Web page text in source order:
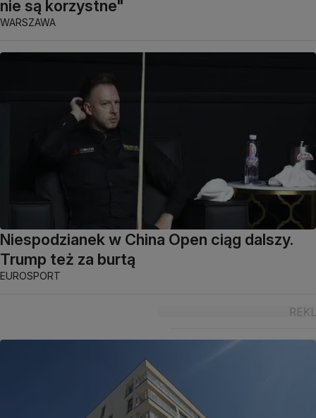
nie są korzystne"
WARSZAWA
Niespodzianek w China Open ciąg dalszy.
Trump też za burtą
EUROSPORT